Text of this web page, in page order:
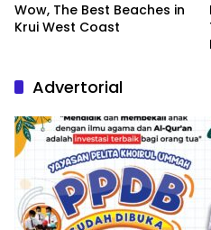
Wow, The Best Beaches in
Krui West Coast
Advertorial